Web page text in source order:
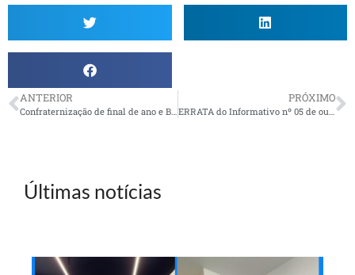
ANTERIOR
Confraternização de final de ano e Bodas de Prata de São Sebastião
PRÓXIMO
ERRATA do Informativo nº 05 de outubro de 2017
Últimas notícias